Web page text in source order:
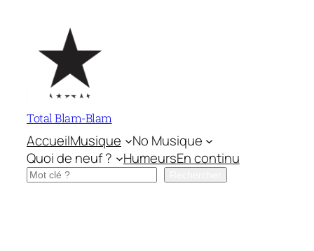
contenu
Total Blam-Blam
AccueilMusique
No Musique
Quoi de neuf ?
HumeursEn continu
Rechercher